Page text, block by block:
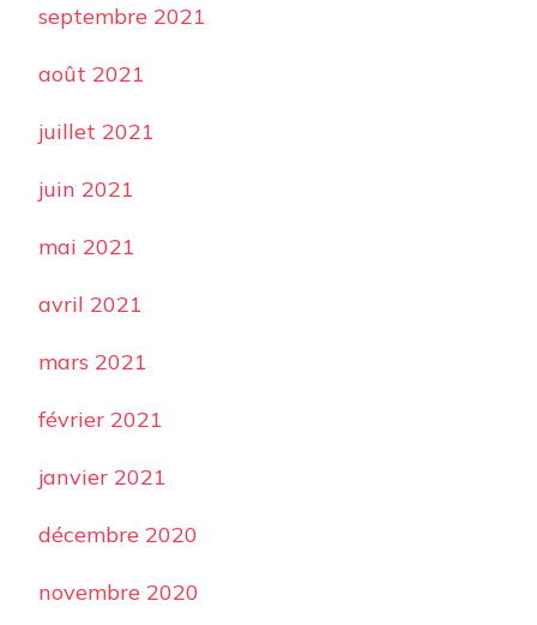
septembre 2021
août 2021
juillet 2021
juin 2021
mai 2021
avril 2021
mars 2021
février 2021
janvier 2021
décembre 2020
novembre 2020